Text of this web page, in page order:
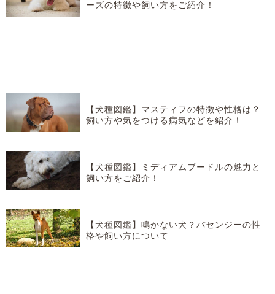
ーズの特徴や飼い方をご紹介！
【犬種図鑑】マスティフの特徴や性格は？
飼い方や気をつける病気などを紹介！
【犬種図鑑】ミディアムプードルの魅力と
飼い方をご紹介！
【犬種図鑑】鳴かない犬？バセンジーの性
格や飼い方について